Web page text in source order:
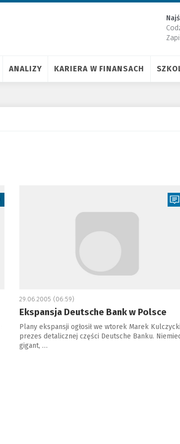
ANALIZY KARIERA W FINANSACH
29.06.2005 (06:59)
Ekspansja Deutsche Bank w Polsce
Plany ekspansji ogłosił we wtorek Marek
prezes detalicznej części Deutsche Banku.
gigant, …